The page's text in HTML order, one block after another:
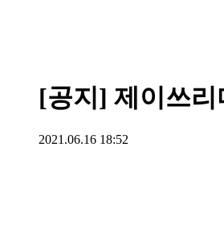
[공지] 제이쓰리
2021.06.16 18:52